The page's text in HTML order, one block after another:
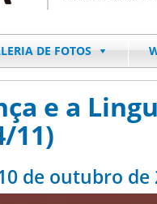
DE FOTOS
e a
11)
de outubro de